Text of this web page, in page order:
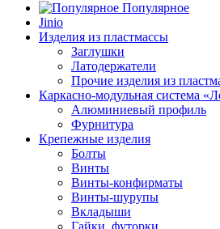
Популярное
Jinio
Изделия из пластмассы
Заглушки
Латодержатели
Прочие изделия из
Каркасно-модульная система
Алюминиевый профиль
Фурнитура
Крепежные изделия
Болты
Винты
Винты-конфирматы
Винты-шурупы
Вкладыши
Гайки, футорки